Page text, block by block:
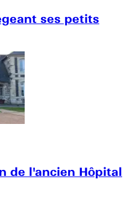
ses petits
de l'ancien Hôpital